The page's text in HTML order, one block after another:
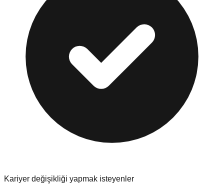
Kariyer değişikliği yapmak isteyenler